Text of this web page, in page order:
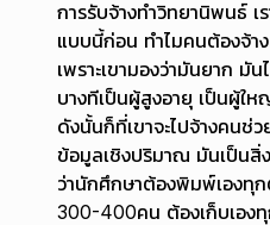
การรับจ้างทำวิทยานิพนธ์ เ
แบบนี้ก่อน ทำไมคนต้องจ้า
เพราะเขามองว่ามันยาก มัน
บางทีเป็นผู้สูงอายุ เป็นผู้ให
ดังนั้นก็ที่เขาจะไปจ้างคนช่
ข้อมูลเชิงปริมาณ มันเป็นสิ่
ว่านักศึกษาต้องพิมพ์เองทุ
300-400คน ต้องเก็บเอง